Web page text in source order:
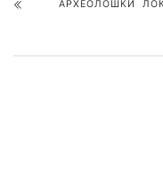
АРХЕОЛОШКИ